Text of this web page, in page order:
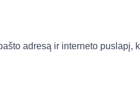
adresą ir interneto